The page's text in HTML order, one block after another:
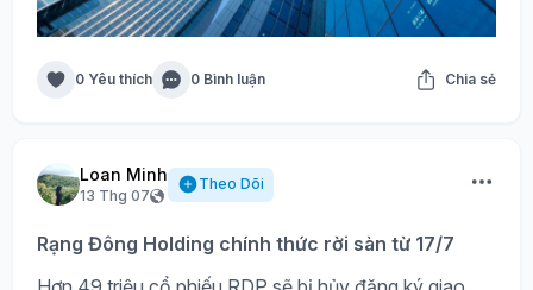
0 Yêu thích 0 Bình luận Chia sẻ
Loan Minh
13 Thg 07
Theo Dõi
Rạng Đông Holding chính thức rời sàn từ 17/7